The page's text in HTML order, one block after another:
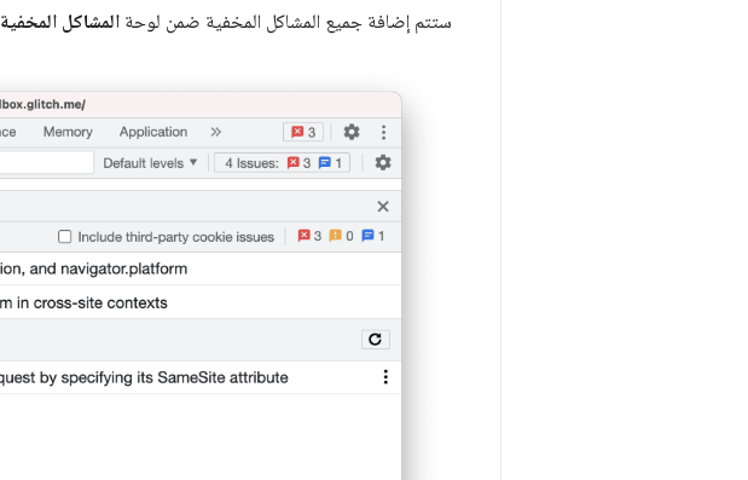
ستتم إضافة جميع المشاكل المخفية ضمن لوحة المشاكل المخفية